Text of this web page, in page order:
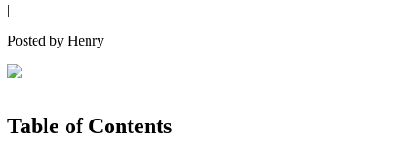
|
Posted by Henry
Table of Contents